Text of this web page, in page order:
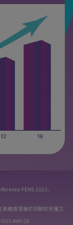
FENS 2023,
進度落後於同齡的兒童之
MAY-26